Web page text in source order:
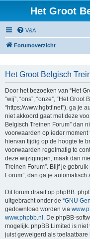
Het Groot
V&A
Forumoverzicht
Het Groot Belgisch
Door het bezoeken van “Het
“wij”, “ons”, “onze”, “Het
“https://www.hgbtf.net”), ga je
niet akkoord gaat met deze
Belgisch Treinen Forum” dan
voorwaarden op ieder
hiervan tijdig op de hoogte te
voorwaarden regelmatig te
deze wijzigingen, maak dan
Treinen Forum”. Blijf je
Forum”, dan ga je
Dit forum draait op phpBB.
uitgebracht onder de “GNU
gedownload worden via
www.phpbb.nl . De phpBB-
mogelijk. phpBB Limited is
juist geweigerd als